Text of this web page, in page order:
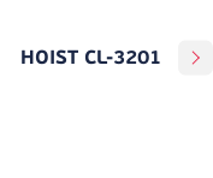
HOIST CL-3201